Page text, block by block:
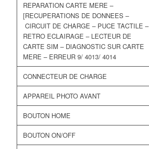
REPARATION CARTE MERE –
[RECUPERATIONS DE DONNEES –
CIRCUIT DE CHARGE – PUCE TACTILE –
RETRO ECLAIRAGE – LECTEUR DE
CARTE SIM – DIAGNOSTIC SUR CARTE
MERE – ERREUR 9/ 4013/ 4014
CONNECTEUR DE CHARGE
APPAREIL PHOTO AVANT
BOUTON HOME
BOUTON ON/OFF